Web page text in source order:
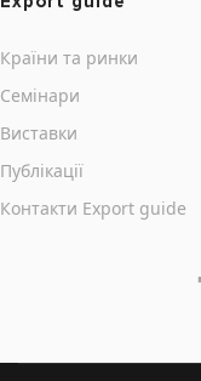
Країни та ринки
Семінари
Виставки
Публікації
Контакти Export guide